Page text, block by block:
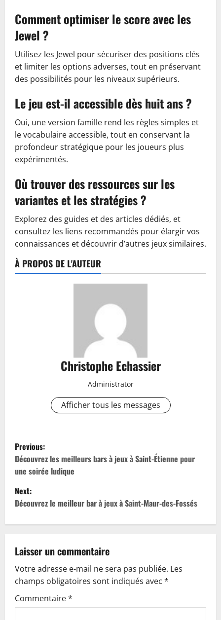
Comment optimiser le score avec les
Jewel ?
Utilisez les Jewel pour sécuriser des positions clés
et limiter les options adverses, tout en préservant
des possibilités pour les niveaux supérieurs.
Le jeu est-il accessible dès huit ans ?
Oui, une version famille rend les règles simples et
le vocabulaire accessible, tout en conservant la
profondeur stratégique pour les joueurs plus
expérimentés.
Où trouver des ressources sur les
variantes et les stratégies ?
Explorez des guides et des articles dédiés, et
consultez les liens recommandés pour élargir vos
connaissances et découvrir d’autres jeux similaires.
À PROPOS DE L'AUTEUR
Christophe Echassier
Administrator
Afficher tous les messages
P
o
s
t
n
a
v
i
g
Previous:
Découvrez les meilleurs bars à jeux à Saint-Étienne pour
une soirée ludique
Next:
Découvrez le meilleur bar à jeux à Saint-Maur-des-Fossés
Laisser un commentaire
Votre adresse e-mail ne sera pas publiée. Les
champs obligatoires sont indiqués avec *
Commentaire*